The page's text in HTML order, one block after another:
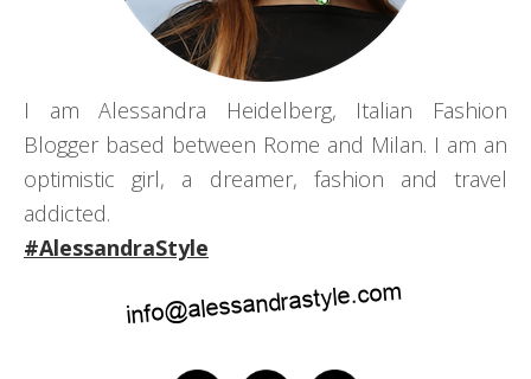
I am Alessandra Heidelberg, Italian Fashion
Blogger based between Rome and Milan. I am an
optimistic girl, a dreamer, fashion and travel
addicted.
#AlessandraStyle